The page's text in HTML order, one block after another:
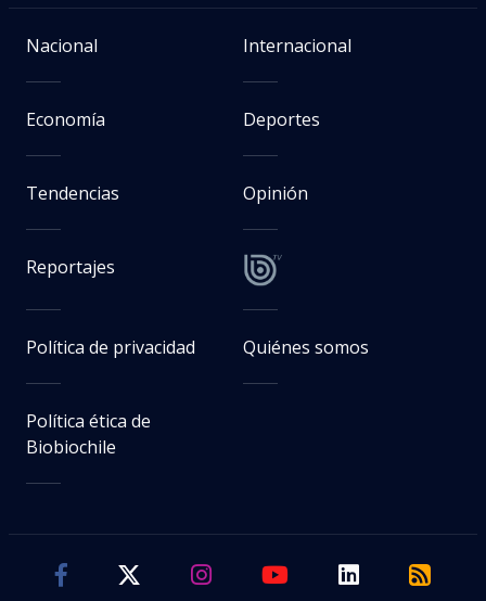
Nacional Internacional
Economía Deportes
Tendencias Opinión
Reportajes
Política de privacidad Quiénes somos
Política ética de
Biobiochile